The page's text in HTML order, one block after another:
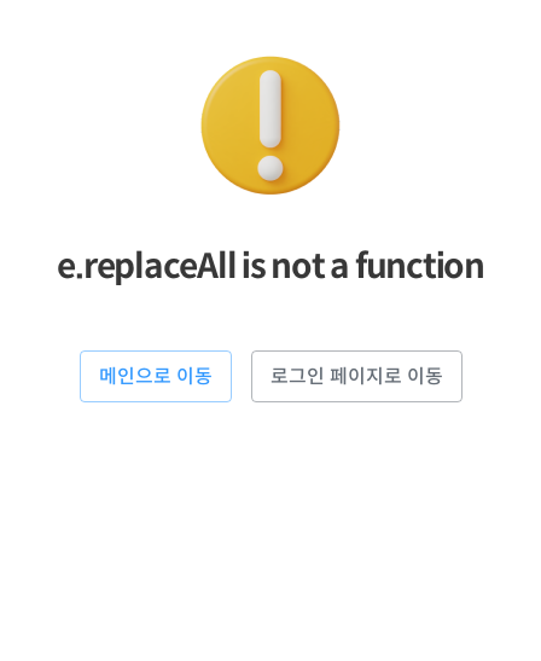
e.replaceAll is not a function
메인으로 이동 로그인 페이지로 이동